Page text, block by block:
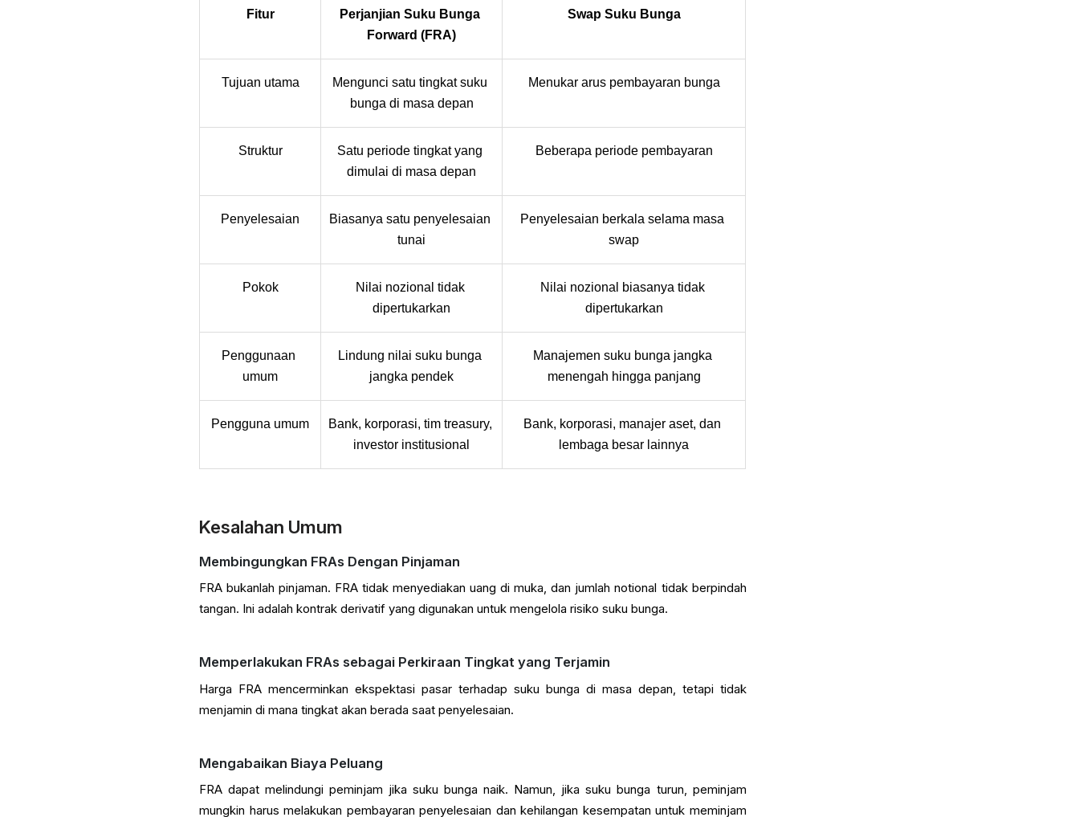
Fitur
Perjanjian Suku Bunga
Forward (FRA)
Swap Suku Bunga
Tujuan utama
Mengunci satu tingkat suku
bunga di masa depan
Menukar arus pembayaran bunga
Struktur
Satu periode tingkat yang
dimulai di masa depan
Beberapa periode pembayaran
Penyelesaian
Biasanya satu penyelesaian
tunai
Penyelesaian berkala selama masa
swap
Pokok
Nilai nozional tidak
dipertukarkan
Nilai nozional biasanya tidak
dipertukarkan
Penggunaan
umum
Lindung nilai suku bunga
jangka pendek
Manajemen suku bunga jangka
menengah hingga panjang
Pengguna umum
Bank, korporasi, tim treasury,
investor institusional
Bank, korporasi, manajer aset, dan
lembaga besar lainnya
Kesalahan Umum
Membingungkan FRAs Dengan Pinjaman
FRA bukanlah pinjaman. FRA tidak menyediakan uang di muka, dan jumlah notional tidak berpindah
tangan. Ini adalah kontrak derivatif yang digunakan untuk mengelola risiko suku bunga.
Memperlakukan FRAs sebagai Perkiraan Tingkat yang Terjamin
Harga FRA mencerminkan ekspektasi pasar terhadap suku bunga di masa depan, tetapi tidak
menjamin di mana tingkat akan berada saat penyelesaian.
Mengabaikan Biaya Peluang
FRA dapat melindungi peminjam jika suku bunga naik. Namun, jika suku bunga turun, peminjam
mungkin harus melakukan pembayaran penyelesaian dan kehilangan kesempatan untuk meminjam